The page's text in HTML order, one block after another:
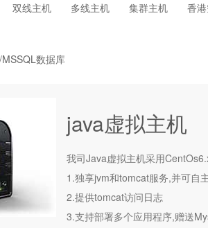
双线主机 多线主机 集群主机 香
数据库
java虚拟主机
我司Java虚拟主机采用
1.独享jvm和tomcat服务,并可自
2.提供tomcat访问日志
3.支持部署多个应用程序,赠送